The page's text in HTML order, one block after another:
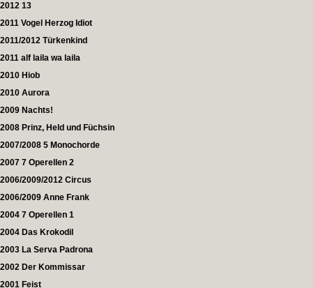
2012 13
2011 Vogel Herzog Idiot
2011/2012 Türkenkind
2011 alf laila wa laila
2010 Hiob
2010 Aurora
2009 Nachts!
2008 Prinz, Held und Füchsin
2007/2008 5 Monochorde
2007 7 Operellen 2
2006/2009/2012 Circus
2006/2009 Anne Frank
2004 7 Operellen 1
2004 Das Krokodil
2003 La Serva Padrona
2002 Der Kommissar
2001 Feist